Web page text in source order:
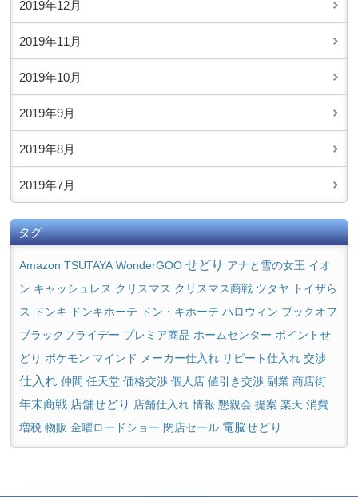
2019年12月
2019年11月
2019年10月
2019年9月
2019年8月
2019年7月
タグ
Amazon TSUTAYA WonderGOO せどり アナと雪の女王 イオ
ン キャッシュレス クリスマス クリスマス商戦 ツタヤ
トイザら
ス
ドンキ ドンキホーテ ドン・キホーテ ハロウィン ブックオフ
ブラックフライデー プレミア商品 ホームセンター ポイントせ
どり ポケモン マインド メーカー仕入れ リピート仕入れ 交渉
仕入れ 仲間 任天堂 価格交渉 個人店 値引き交渉 副業 商店街
年末商戦 店舗せどり 店舗仕入れ 情報 懇親会 提案 楽天 消費
増税 物販 金曜ロードショー 閉店セール 電脳せどり